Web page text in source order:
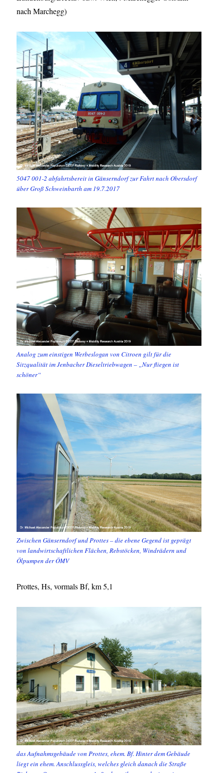
nach Marchegg)
5047 001-2 abfahrtsbereit in Gänserndorf zur Fahrt nach Obersdorf
über Groß Schweinbarth am 19.7.2017
Analog zum einstigen Werbeslogan von Citroen gilt für die
Sitzqualität im Jenbacher Dieseltriebwagen – „Nur fliegen ist
schöner“
Zwischen Gänserndorf und Prottes – die ebene Gegend ist geprägt
von landwirtschaftlichen Flächen, Rebstöcken, Windrädern und
Ölpumpen der ÖMV
Prottes, Hs, vormals Bf, km 5,1
das Aufnahmsgebäude von Prottes, ehem. Bf. Hinter dem Gebäude
liegt ein ehem. Anschlussgleis, welches gleich danach die Straße